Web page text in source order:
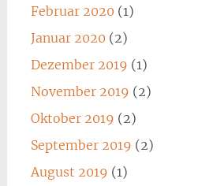
Februar 2020 (1)
Januar 2020 (2)
Dezember 2019 (1)
November 2019 (2)
Oktober 2019 (2)
September 2019 (2)
August 2019 (1)